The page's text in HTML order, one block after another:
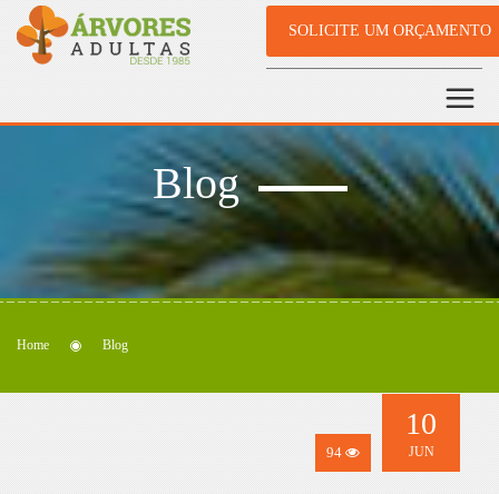
SOLICITE UM ORÇAMENTO
Blog
Home Blog
94
10
JUN